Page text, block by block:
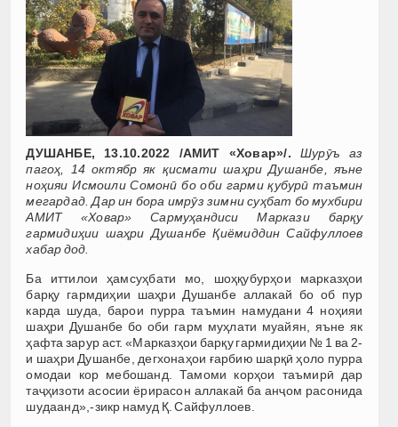
ДУШАНБЕ, 13.10.2022 /АМИТ «Ховар»/. Шурӯъ аз
пагоҳ, 14 октябр як қисмати шаҳри Душанбе, яъне
ноҳияи Исмоили Сомонӣ бо оби гарми қубурӣ таъмин
мегардад. Дар ин бора имрӯз зимни суҳбат бо мухбири
АМИТ «Ховар» Сармуҳандиси Маркази барқу
гармидиҳии шаҳри Душанбе Қиёмиддин Сайфуллоев
хабар дод.
Ба иттилои ҳамсуҳбати мо, шоҳқубурҳои марказҳои
барқу гармдиҳии шаҳри Душанбе аллакай бо об пур
карда шуда, барои пурра таъмин намудани 4 ноҳияи
шаҳри Душанбе бо оби гарм муҳлати муайян, яъне як
ҳафта зарур аст. «Марказҳои барқу гармидиҳии № 1 ва 2-
и шаҳри Душанбе, дегхонаҳои ғарбию шарқӣ ҳоло пурра
омодаи кор мебошанд. Тамоми корҳои таъмирӣ дар
таҷҳизоти асосии ёрирасон аллакай ба анҷом расонида
шудаанд»,-зикр намуд Қ. Сайфуллоев.